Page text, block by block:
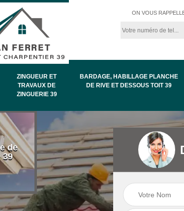
ON VOUS
ZINGUEUR ET
TRAVAUX DE
ZINGUERIE 39
BARDAGE, HABILLAGE PLANCHE
DE RIVE ET DESSOUS TOIT 39
de
39
Entretien et
démoussage de
toiture 39